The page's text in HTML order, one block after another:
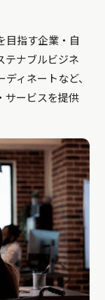
目指す企業・自
テナブルビジネ
ィネートなど、
サービスを提供